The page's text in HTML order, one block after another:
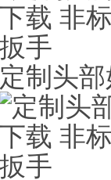
定制头